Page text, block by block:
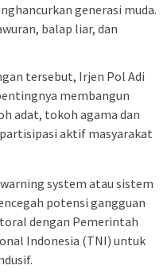
generasi muda.
balap liar, dan
tersebut, Irjen Pol Adi
membangun
adat, tokoh agama dan
aktif masyarakat
system atau sistem
potensi gangguan
dengan Pemerintah
Indonesia (TNI) untuk